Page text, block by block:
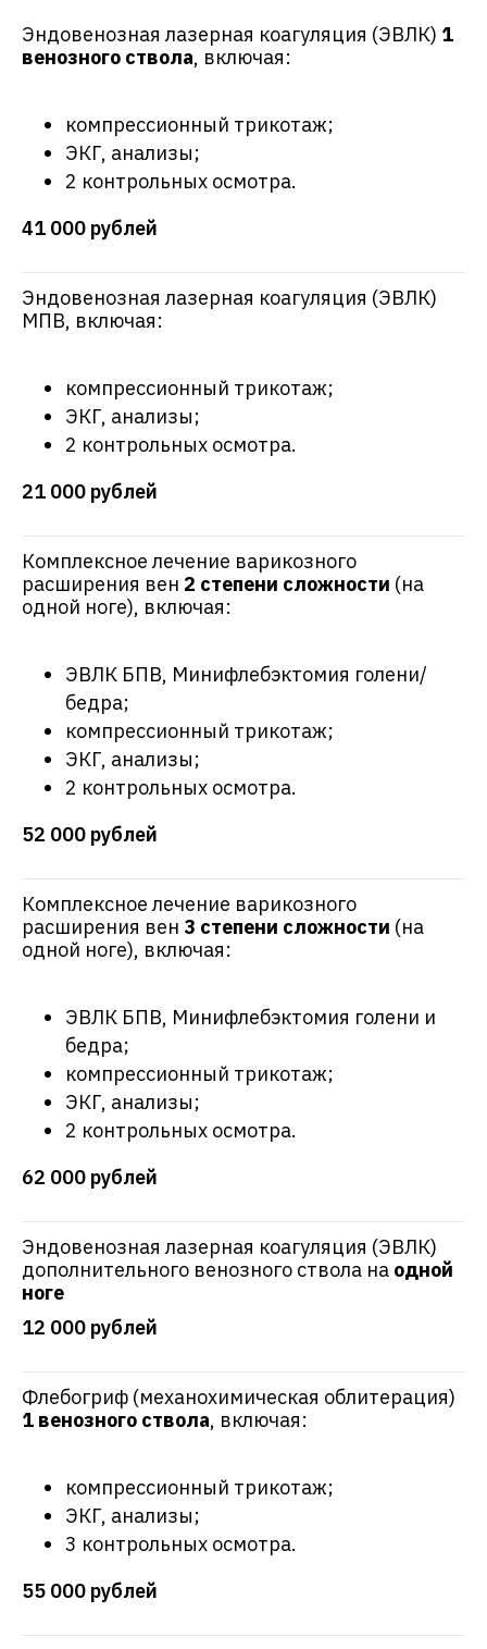
Эндовенозная лазерная коагуляция (ЭВЛК) 1
венозного ствола, включая:
компрессионный трикотаж;
ЭКГ, анализы;
2 контрольных осмотра.
41 000 рублей
Эндовенозная лазерная коагуляция (ЭВЛК)
МПВ, включая:
компрессионный трикотаж;
ЭКГ, анализы;
2 контрольных осмотра.
21 000 рублей
Комплексное лечение варикозного
расширения вен 2 степени сложности (на
одной ноге), включая:
ЭВЛК БПВ, Минифлебэктомия голени/
бедра;
компрессионный трикотаж;
ЭКГ, анализы;
2 контрольных осмотра.
52 000 рублей
Комплексное лечение варикозного
расширения вен 3 степени сложности (на
одной ноге), включая:
ЭВЛК БПВ, Минифлебэктомия голени и
бедра;
компрессионный трикотаж;
ЭКГ, анализы;
2 контрольных осмотра.
62 000 рублей
Эндовенозная лазерная коагуляция (ЭВЛК)
дополнительного венозного ствола на одной
ноге
12 000 рублей
Флебогриф (механохимическая облитерация)
1 венозного ствола, включая:
компрессионный трикотаж;
ЭКГ, анализы;
3 контрольных осмотра.
55 000 рублей